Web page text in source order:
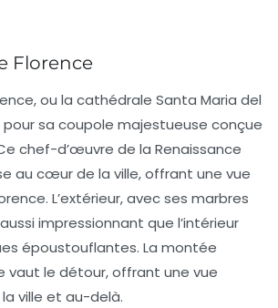
Florence
, ou la cathédrale Santa Maria del
pour sa coupole majestueuse conçue
chef-d’œuvre de la Renaissance
au cœur de la ville, offrant une vue
L’extérieur, avec ses marbres
impressionnant que l’intérieur
époustouflantes. La montée
vaut le détour, offrant une vue
ville et au-delà.